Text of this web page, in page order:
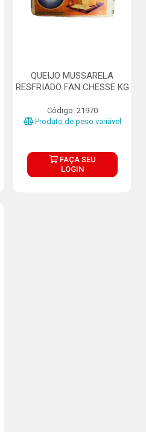
QUEIJO MUSSARELA
RESFRIADO FAN CHESSE KG
Código: 21970
Produto de peso variável
FAÇA SEU
LOGIN